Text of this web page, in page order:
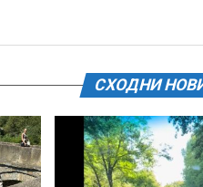
СХОДНИ